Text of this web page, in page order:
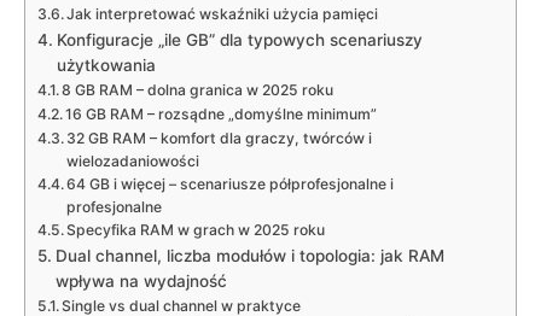
Jak interpretować wskaźniki użycia pamięci
Konfiguracje „ile GB” dla typowych scenariuszy
użytkowania
8 GB RAM – dolna granica w 2025 roku
16 GB RAM – rozsądne „domyślne minimum”
32 GB RAM – komfort dla graczy, twórców i
wielozadaniowości
64 GB i więcej – scenariusze półprofesjonalne i
profesjonalne
Specyfika RAM w grach w 2025 roku
Dual channel, liczba modułów i topologia: jak RAM
wpływa na wydajność
Single vs dual channel w praktyce